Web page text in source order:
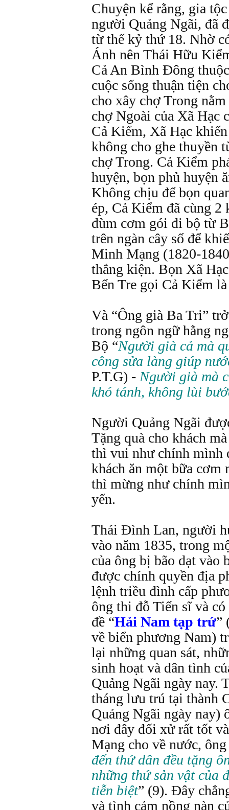
Chuyện kể rằng, gia
người Quảng Ngãi, đã
từ thế kỷ thứ 18. Nhờ
Ánh nên Thái Hữu
Cả An Bình Đông
cuộc sống thuận tiện
cho xây chợ Trong
chợ Ngoài của Xã Hạc
Cả Kiểm, Xã Hạc
không cho ghe thuyền
chợ Trong. Cả Kiểm
huyện, bọn phủ huyện
Không chịu để bọn
ép, Cả Kiểm đã cùng
đùm cơm gói đi bộ từ
trên ngàn cây số để
Minh Mạng (1820-
thắng kiện. Bọn Xã
Bến Tre gọi Cả Kiểm
Và “Ông già Ba Tri”
trong ngôn ngữ hằng
Bộ “Người già cả mà
công sửa làng giúp
P.T.G) -Người già mà
khó tánh, không lùi
Người Quảng Ngãi
Tặng quà cho khách
thì vui như chính mình
khách ăn một bữa cơm
thì mừng như chính
yến.
Thái Đình Lan, người
vào năm 1835, trong
của ông bị bão dạt vào
được chính quyền địa
lệnh triều đình cấp
ông thi đỗ Tiến sĩ và
đề “Hải Nam tạp trứ”
về biển phương Nam)
lại những quan sát,
sinh hoạt và dân tình
Quảng Ngãi ngày nay.
tháng lưu trú tại thành
Quảng Ngãi ngày nay)
nơi đây đối xử rất tốt
Mạng cho về nước,
đến thứ dân đều tặng
những thứ sản vật của
tiễn biệt” (9). Đây
và tình cảm nồng nàn